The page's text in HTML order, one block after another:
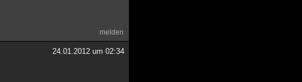
melden
24.01.2012 um 02:34